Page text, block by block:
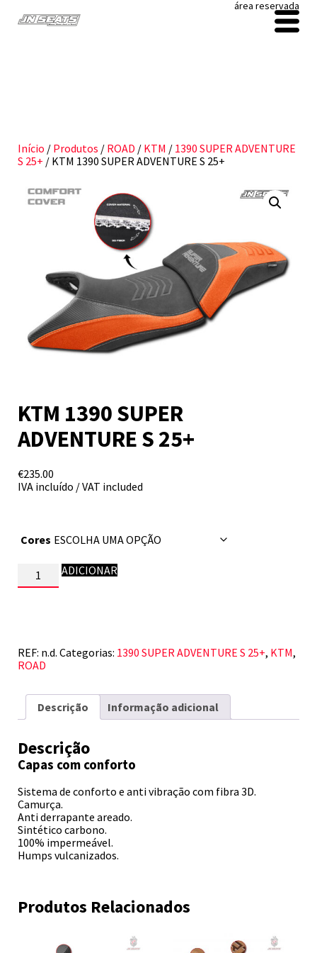
área reservada
Início / Produtos / ROAD / KTM / 1390 SUPER ADVENTURE
S 25+ / KTM 1390 SUPER ADVENTURE S 25+
KTM 1390 SUPER
ADVENTURE S 25+
€235.00
IVA incluído / VAT included
Cores
Quantidade
S
25+
ADICIONAR
REF: n.d. Categorias: 1390 SUPER ADVENTURE S 25+, KTM,
ROAD
Descrição Informação adicional
Descrição
Capas com conforto
Sistema de conforto e anti vibração com fibra 3D.
Camurça.
Anti derrapante areado.
Sintético carbono.
100% impermeável.
Humps vulcanizados.
Produtos Relacionados